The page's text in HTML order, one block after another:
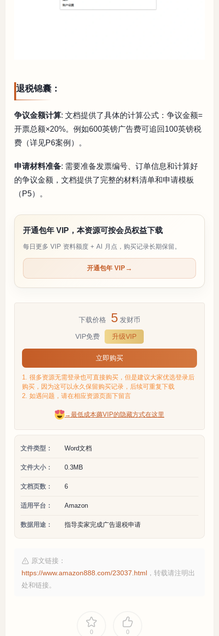
退税锦囊：
争议金额计算: 文档提供了具体的计算公式：争议金额=
开票总额×20%。例如600英镑广告费可追回100英镑税
费（详见P6案例）。
申请材料准备: 需要准备发票编号、订单信息和计算好
的争议金额，文档提供了完整的材料清单和申请模板
（P5）。
开通包年 VIP，本资源可按会员权益下载
每日更多 VIP 资料额度 + AI 月点，购买记录长期保留。
开通包年 VIP
下载价格 5 发财币
VIP免费 升级VIP
立即购买
1. 很多资源无需登录也可直接购买，但是建议大家优选登录后
购买，因为这可以永久保留购买记录，后续可重复下载
2. 如遇问题，请在相应资源页面下留言
→最低成本薅VIP的隐藏方式在这里
文件类型： Word文档
文件大小： 0.3MB
文档页数： 6
适用平台： Amazon
数据用途： 指导卖家完成广告退税申请
原文链接：
https://www.amazon888.com/23037.html ，转载请注明出
处和链接。
0 0